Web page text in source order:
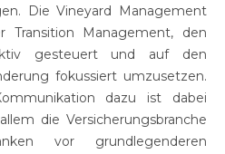
Die Vineyard Management
Transition Management, den
aktiv gesteuert und auf den
fokussiert umzusetzen.
dazu ist dabei
die Versicherungsbranche
vor grundlegenderen